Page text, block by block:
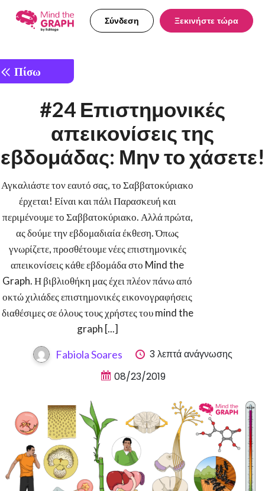
Σύνδεση Ξεκινήστε τώρα
Πίσω
#24 Επιστημονικές
απεικονίσεις της
εβδομάδας: Μην το χάσετε!
Αγκαλιάστε τον εαυτό σας, το Σαββατοκύριακο
έρχεται! Είναι και πάλι Παρασκευή και
περιμένουμε το Σαββατοκύριακο. Αλλά πρώτα,
ας δούμε την εβδομαδιαία έκθεση. Όπως
γνωρίζετε, προσθέτουμε νέες επιστημονικές
απεικονίσεις κάθε εβδομάδα στο Mind the
Graph. Η βιβλιοθήκη μας έχει πλέον πάνω από
οκτώ χιλιάδες επιστημονικές εικονογραφήσεις
διαθέσιμες σε όλους τους χρήστες του mind the
graph [...]
Fabiola Soares
3 λεπτά ανάγνωσης
08/23/2019